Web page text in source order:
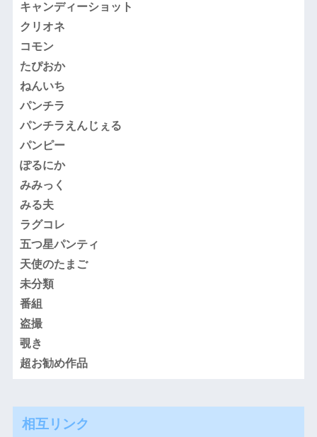
キャンディーショット
クリオネ
コモン
たぴおか
ねんいち
パンチラ
パンチラえんじぇる
パンピー
ぽるにか
みみっく
みる夫
ラグコレ
五つ星パンティ
天使のたまご
未分類
番組
盗撮
覗き
超お勧め作品
相互リンク